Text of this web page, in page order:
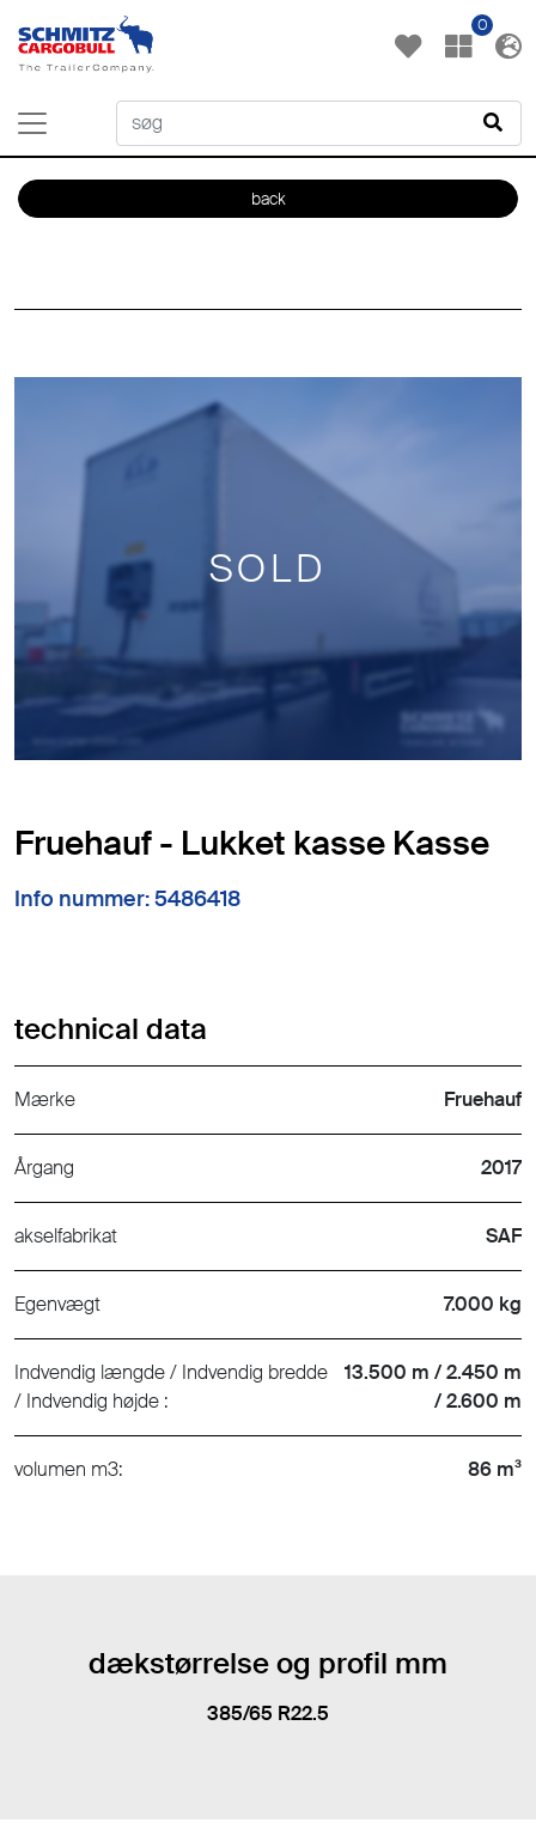
0
back
SOLD
Fruehauf - Lukket kasse Kasse
Info nummer: 5486418
technical data
Mærke Fruehauf
Årgang 2017
akselfabrikat SAF
Egenvægt 7.000 kg
Indvendig længde / Indvendig bredde
/ Indvendig højde :
13.500 m / 2.450 m
/ 2.600 m
volumen m3: 86 m³
dækstørrelse og profil mm
385/65 R22.5